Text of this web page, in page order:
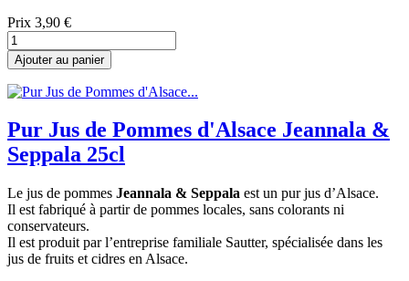
Prix 3,90 €
Ajouter au panier
Pur Jus de Pommes d'Alsace Jeannala &
Seppala 25cl
Le jus de pommes Jeannala & Seppala est un pur jus d’Alsace.
Il est fabriqué à partir de pommes locales, sans colorants ni
conservateurs.
Il est produit par l’entreprise familiale Sautter, spécialisée dans les
jus de fruits et cidres en Alsace.